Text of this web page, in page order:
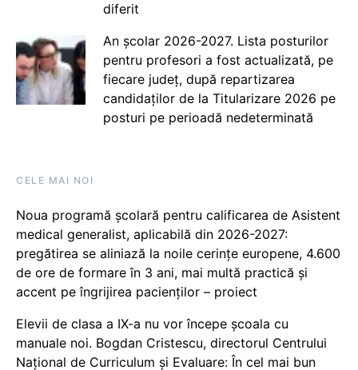
diferit
An școlar 2026-2027. Lista posturilor
pentru profesori a fost actualizată, pe
fiecare județ, după repartizarea
candidaților de la Titularizare 2026 pe
posturi pe perioadă nedeterminată
CELE MAI NOI
Noua programă școlară pentru calificarea de Asistent
medical generalist, aplicabilă din 2026-2027:
pregătirea se aliniază la noile cerințe europene, 4.600
de ore de formare în 3 ani, mai multă practică și
accent pe îngrijirea pacienților – proiect
Elevii de clasa a IX-a nu vor începe școala cu
manuale noi. Bogdan Cristescu, directorul Centrului
Național de Curriculum și Evaluare: În cel mai bun